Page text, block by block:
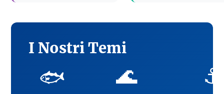
I Nostri Temi
🐟 🌊 ⚓